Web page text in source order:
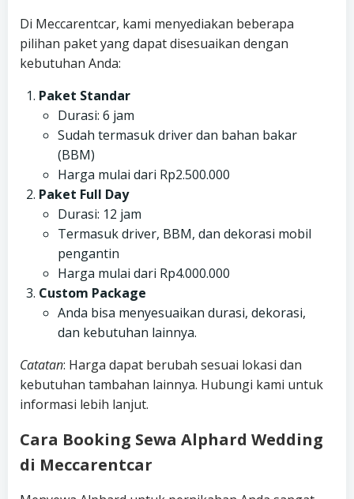
Di Meccarentcar, kami menyediakan beberapa
pilihan paket yang dapat disesuaikan dengan
kebutuhan Anda:
Paket Standar
Durasi: 6 jam
Sudah termasuk driver dan bahan bakar
(BBM)
Harga mulai dari Rp2.500.000
Paket Full Day
Durasi: 12 jam
Termasuk driver, BBM, dan dekorasi mobil
pengantin
Harga mulai dari Rp4.000.000
Custom Package
Anda bisa menyesuaikan durasi, dekorasi,
dan kebutuhan lainnya.
Catatan: Harga dapat berubah sesuai lokasi dan
kebutuhan tambahan lainnya. Hubungi kami untuk
informasi lebih lanjut.
Cara Booking Sewa Alphard Wedding
di Meccarentcar